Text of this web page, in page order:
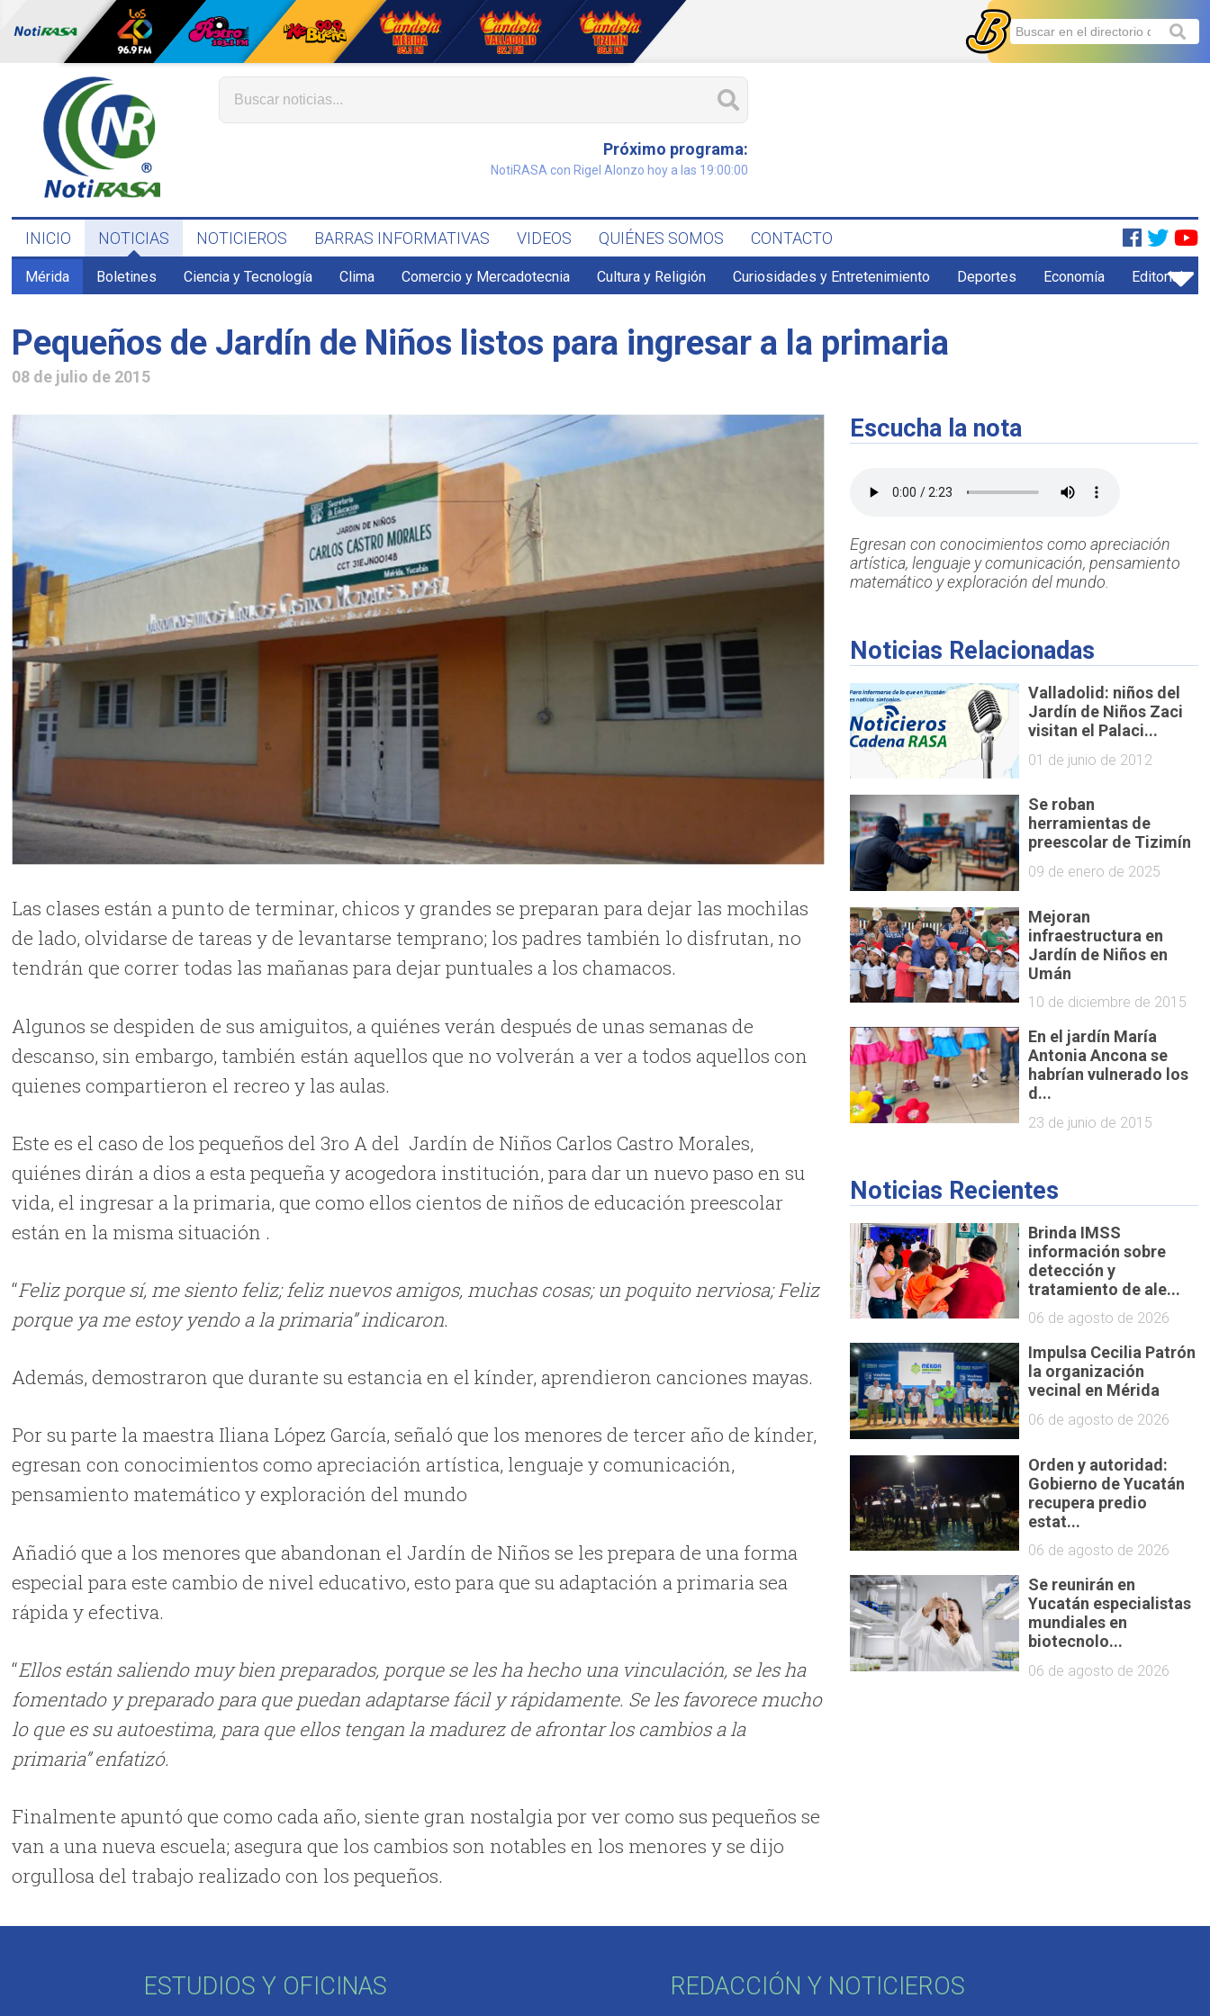
Próximo programa:
NotiRASA con Rigel Alonzo hoy a las 19:00:00
INICIO NOTICIAS NOTICIEROS BARRAS INFORMATIVAS VIDEOS QUIÉNES SOMOS CONTACTO
Mérida Boletines Ciencia y Tecnología Clima Comercio y Mercadotecnia Cultura y Religión Curiosidades y Entretenimiento Deportes Economía Editorial
Pequeños de Jardín de Niños listos para ingresar a la primaria
08 de julio de 2015
Las clases están a punto de terminar, chicos y grandes se preparan para dejar las mochilas
de lado, olvidarse de tareas y de levantarse temprano; los padres también lo disfrutan, no
tendrán que correr todas las mañanas para dejar puntuales a los chamacos.
Algunos se despiden de sus amiguitos, a quiénes verán después de unas semanas de
descanso, sin embargo, también están aquellos que no volverán a ver a todos aquellos con
quienes compartieron el recreo y las aulas.
Este es el caso de los pequeños del 3ro A del Jardín de Niños Carlos Castro Morales,
quiénes dirán a dios a esta pequeña y acogedora institución, para dar un nuevo paso en su
vida, el ingresar a la primaria, que como ellos cientos de niños de educación preescolar
están en la misma situación .
“Feliz porque sí, me siento feliz; feliz nuevos amigos, muchas cosas; un poquito nerviosa; Feliz
porque ya me estoy yendo a la primaria” indicaron.
Además, demostraron que durante su estancia en el kínder, aprendieron canciones mayas.
Por su parte la maestra Iliana López García, señaló que los menores de tercer año de kínder,
egresan con conocimientos como apreciación artística, lenguaje y comunicación,
pensamiento matemático y exploración del mundo
Añadió que a los menores que abandonan el Jardín de Niños se les prepara de una forma
especial para este cambio de nivel educativo, esto para que su adaptación a primaria sea
rápida y efectiva.
“Ellos están saliendo muy bien preparados, porque se les ha hecho una vinculación, se les ha
fomentado y preparado para que puedan adaptarse fácil y rápidamente. Se les favorece mucho
lo que es su autoestima, para que ellos tengan la madurez de afrontar los cambios a la
primaria” enfatizó.
Finalmente apuntó que como cada año, siente gran nostalgia por ver como sus pequeños se
van a una nueva escuela; asegura que los cambios son notables en los menores y se dijo
orgullosa del trabajo realizado con los pequeños.
Escucha la nota
Egresan con conocimientos como apreciación
artística, lenguaje y comunicación, pensamiento
matemático y exploración del mundo.
Noticias Relacionadas
Valladolid: niños del
Jardín de Niños Zaci
visitan el Palaci...
01 de junio de 2012
Se roban
herramientas de
preescolar de Tizimín
09 de enero de 2025
Mejoran
infraestructura en
Jardín de Niños en
Umán
10 de diciembre de 2015
En el jardín María
Antonia Ancona se
habrían vulnerado los
d...
23 de junio de 2015
Noticias Recientes
Brinda IMSS
información sobre
detección y
tratamiento de ale...
06 de agosto de 2026
Impulsa Cecilia Patrón
la organización
vecinal en Mérida
06 de agosto de 2026
Orden y autoridad:
Gobierno de Yucatán
recupera predio
estat...
06 de agosto de 2026
Se reunirán en
Yucatán especialistas
mundiales en
biotecnolo...
06 de agosto de 2026
ESTUDIOS Y OFICINAS REDACCIÓN Y NOTICIEROS